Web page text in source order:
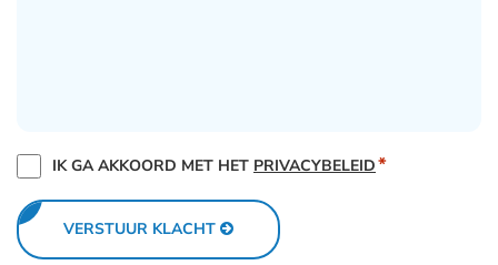
TOESTEMMING
PRIVACYBELEID
*
IK GA AKKOORD MET HET PRIVACYBELEID*
VERSTUUR KLACHT